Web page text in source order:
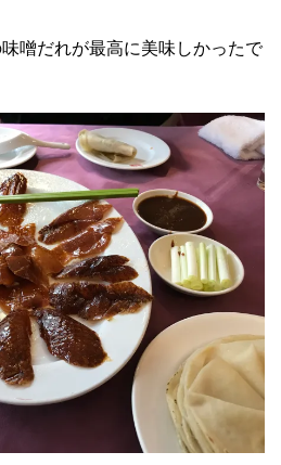
噌だれが最高に美味しかったで